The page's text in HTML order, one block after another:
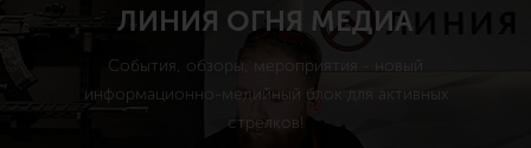
ЛИНИЯ ОГНЯ МЕДИА
События, обзоры, мероприятия - новый
информационно-медийный блок для активных
стрелков!